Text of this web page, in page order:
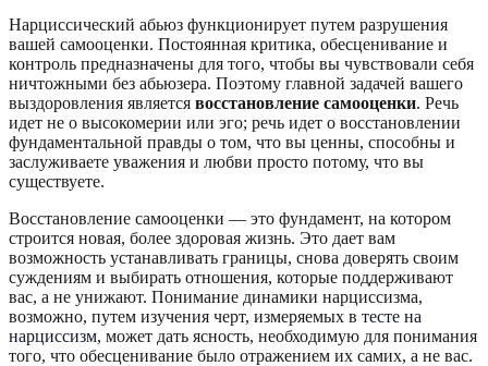
Нарциссический абьюз функционирует путем разрушения
вашей самооценки. Постоянная критика, обесценивание и
контроль предназначены для того, чтобы вы чувствовали себя
ничтожными без абьюзера. Поэтому главной задачей вашего
выздоровления является восстановление самооценки. Речь
идет не о высокомерии или эго; речь идет о восстановлении
фундаментальной правды о том, что вы ценны, способны и
заслуживаете уважения и любви просто потому, что вы
существуете.
Восстановление самооценки — это фундамент, на котором
строится новая, более здоровая жизнь. Это дает вам
возможность устанавливать границы, снова доверять своим
суждениям и выбирать отношения, которые поддерживают
вас, а не унижают. Понимание динамики нарциссизма,
возможно, путем изучения черт, измеряемых в тесте на
нарциссизм, может дать ясность, необходимую для понимания
того, что обесценивание было отражением их самих, а не вас.